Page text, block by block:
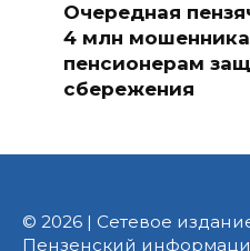
Очередная
4 млн
пенсионерам
сбережения
© 2026 | Сетевое
Пензенский